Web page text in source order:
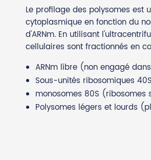
Le profilage des polysomes est
cytoplasmique en fonction du
d'ARNm. En utilisant
cellulaires sont fractionnés en
ARNm libre (non engagé
Sous-unités ribosomiques
monosomes 80S (ribosomes
Polysomes légers et lourds